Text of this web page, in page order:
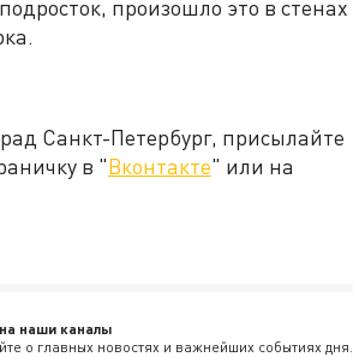
произошло это в стенах
Санкт-Петербург, присылайте
в "Вконтакте" или на
наши каналы
о главных новостях и важнейших событиях дня.